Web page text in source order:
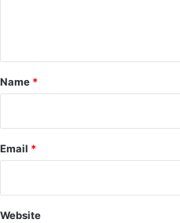
*
Name *
Email *
Website